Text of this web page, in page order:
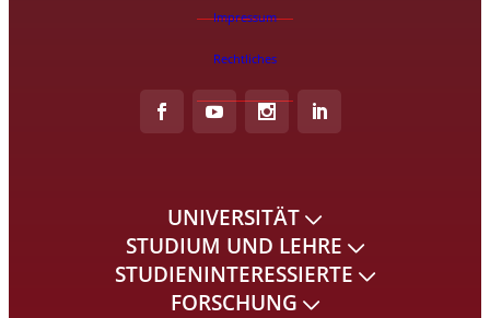
Impressum
Rechtliches
UNIVERSITÄT
STUDIUM UND LEHRE
STUDIENINTERESSIERTE
FORSCHUNG